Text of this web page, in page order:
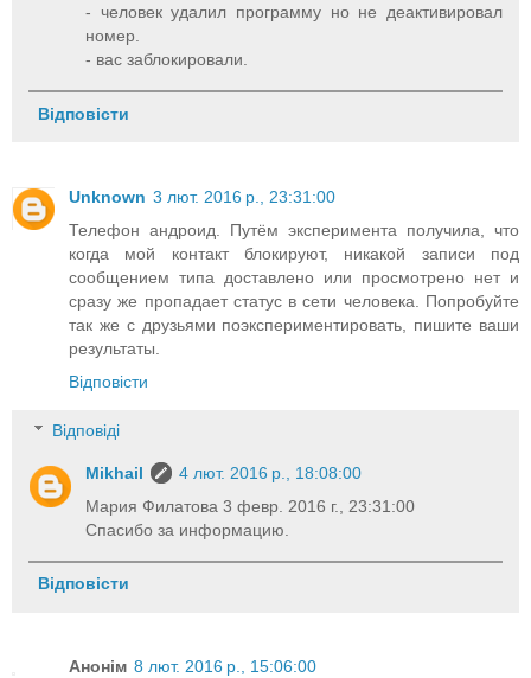
- человек удалил программу но не деактивировал
номер.
- вас заблокировали.
Відповісти
Unknown 3 лют. 2016 р., 23:31:00
Телефон андроид. Путём эксперимента получила, что
когда мой контакт блокируют, никакой записи под
сообщением типа доставлено или просмотрено нет и
сразу же пропадает статус в сети человека. Попробуйте
так же с друзьями поэкспериментировать, пишите ваши
результаты.
Відповісти
Відповіді
Mikhail
4 лют. 2016 р., 18:08:00
Мария Филатова 3 февр. 2016 г., 23:31:00
Спасибо за информацию.
Відповісти
Анонім 8 лют. 2016 р., 15:06:00